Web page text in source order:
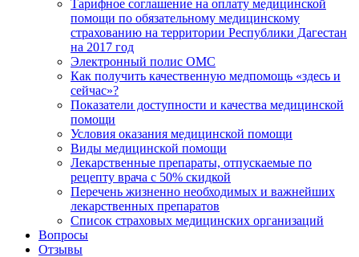
Тарифное соглашение на оплату медицинской
помощи по обязательному медицинскому
страхованию на территории Республики Дагестан
на 2017 год
Электронный полис ОМС
Как получить качественную медпомощь «здесь и
сейчас»?
Показатели доступности и качества медицинской
помощи
Условия оказания медицинской помощи
Виды медицинской помощи
Лекарственные препараты, отпускаемые по
рецепту врача с 50% скидкой
Перечень жизненно необходимых и важнейших
лекарственных препаратов
Список страховых медицинских организаций
Вопросы
Отзывы